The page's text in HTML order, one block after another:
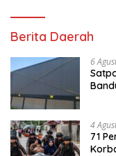
Berita Daerah
6
4
71